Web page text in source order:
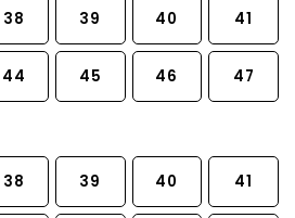
38 39 40 41
44 45 46 47
38 39 40 41